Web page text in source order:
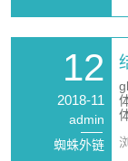
12
2018-11
admin
蜘蛛外链